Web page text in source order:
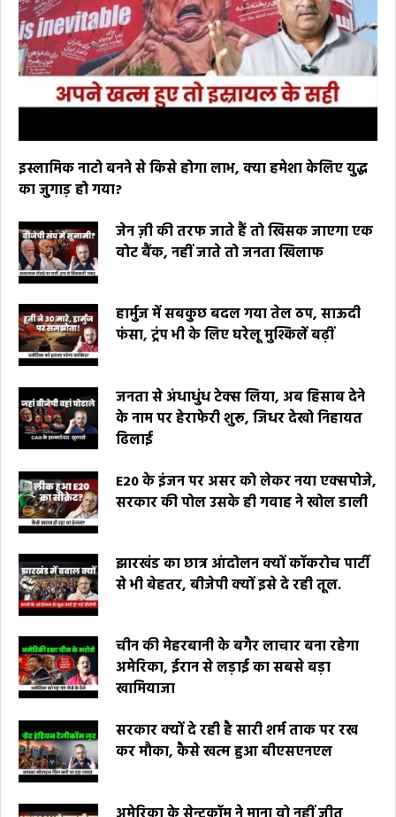
इस्लामिक नाटो बनने से किसे होगा लाभ, क्या हमेशा केलिए युद्ध
का जुगाड़ हो गया?
जेन ज़ी की तरफ जाते हैं तो खिसक जाएगा एक
वोट बैंक, नहीं जाते तो जनता खिलाफ
हार्मुज में सबकुछ बदल गया तेल ठप, साऊदी
फंसा, ट्रंप भी के लिए घरेलू मुश्किलें बढ़ीं
जनता से अंधाधुंध टेक्स लिया, अब हिसाब देने
के नाम पर हेराफेरी शुरू, जिधर देखो निहायत
ढिलाई
E20 के इंजन पर असर को लेकर नया एक्सपोजे,
सरकार की पोल उसके ही गवाह ने खोल डाली
झारखंड का छात्र आंदोलन क्यों कॉकरोच पार्टी
से भी बेहतर, बीजेपी क्यों इसे दे रही तूल.
चीन की मेहरबानी के बगैर लाचार बना रहेगा
अमेरिका, ईरान से लड़ाई का सबसे बड़ा
खामियाजा
सरकार क्यों दे रही है सारी शर्म ताक पर रख
कर मौका, कैसे खत्म हुआ बीएसएनएल